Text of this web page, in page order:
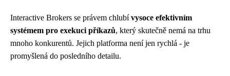
Interactive Brokers se právem chlubí vysoce efektivním
systémem pro exekuci příkazů, který skutečně nemá na trhu
mnoho konkurentů. Jejich platforma není jen rychlá - je
promyšlená do posledního detailu.